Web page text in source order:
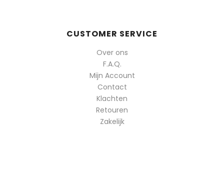
CUSTOMER SERVICE
Over ons
F.A.Q.
Mijn Account
Contact
Klachten
Retouren
Zakelijk